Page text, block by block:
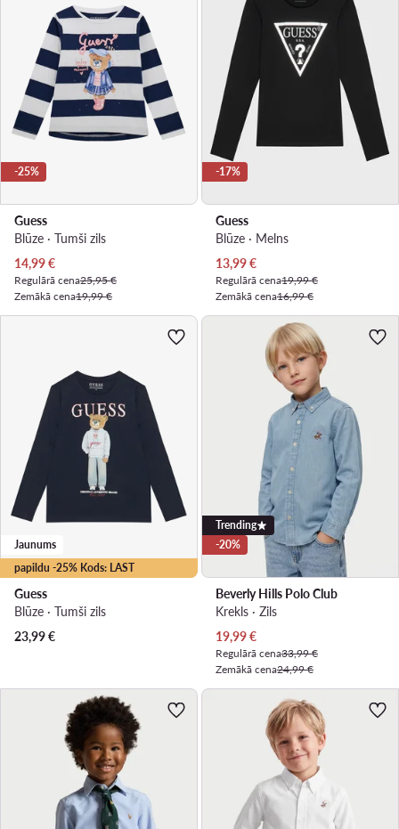
-25%
Guess
Blūze · Tumši zils
Pašreizējā cena
14,99€
Regulārā cena25,95 €
Zemākā cena19,99 €
-17%
Guess
Blūze · Melns
Pašreizējā cena
13,99€
Regulārā cena19,99 €
Zemākā cena16,99 €
papildu -25% Kods: LAST
Jaunums
Guess
Blūze · Tumši zils
23,99€
Trending
-20%
Beverly Hills Polo Club
Krekls · Zils
Pašreizējā cena
19,99€
Regulārā cena33,99 €
Zemākā cena24,99 €